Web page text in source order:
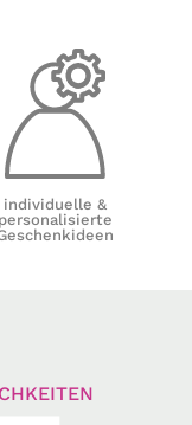
individuelle &
personalisierte